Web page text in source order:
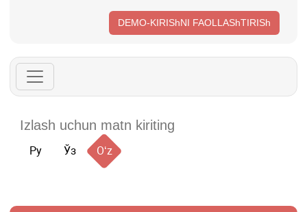
DEMO-KIRIShNI FAOLLAShTIRISh
Ру Ўз Oʻz